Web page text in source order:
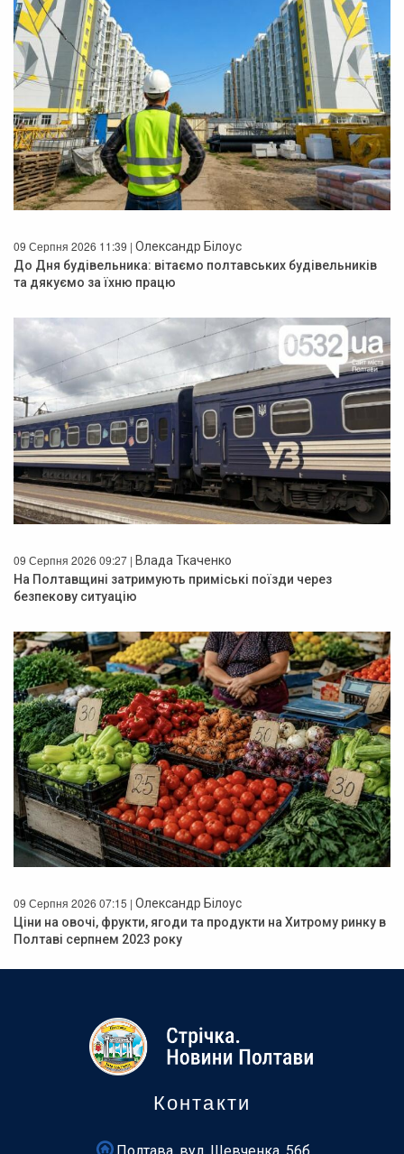
09 Серпня 2026 11:39 | Олександр Білоус
До Дня будівельника: вітаємо полтавських будівельників
та дякуємо за їхню працю
09 Серпня 2026 09:27 | Влада Ткаченко
На Полтавщині затримують приміські поїзди через
безпекову ситуацію
09 Серпня 2026 07:15 | Олександр Білоус
Ціни на овочі, фрукти, ягоди та продукти на Хитрому ринку в
Полтаві серпнем 2023 року
Контакти